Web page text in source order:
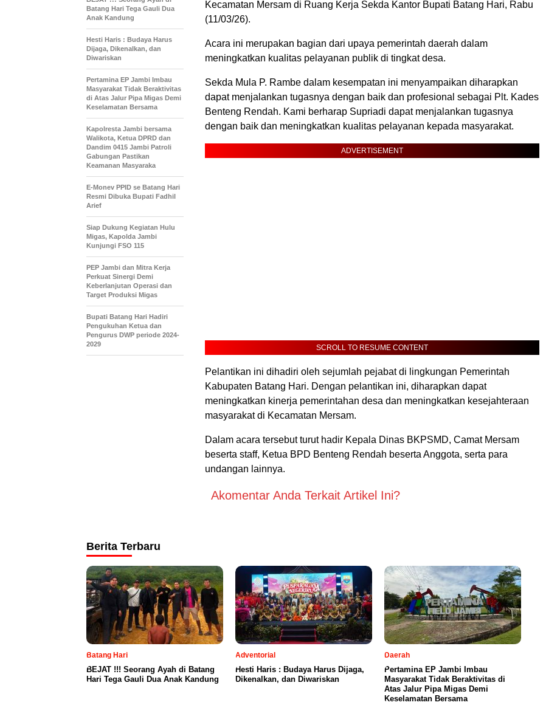
Kecamatan Mersam di Ruang Kerja Sekda Kantor Bupati Batang Hari, Rabu
(11/03/26).
Acara ini merupakan bagian dari upaya pemerintah daerah dalam
meningkatkan kualitas pelayanan publik di tingkat desa.
Sekda Mula P. Rambe dalam kesempatan ini menyampaikan diharapkan
dapat menjalankan tugasnya dengan baik dan profesional sebagai Plt. Kades
Benteng Rendah. Kami berharap Supriadi dapat menjalankan tugasnya
dengan baik dan meningkatkan kualitas pelayanan kepada masyarakat.
ADVERTISEMENT
SCROLL TO RESUME CONTENT
Pelantikan ini dihadiri oleh sejumlah pejabat di lingkungan Pemerintah
Kabupaten Batang Hari. Dengan pelantikan ini, diharapkan dapat
meningkatkan kinerja pemerintahan desa dan meningkatkan kesejahteraan
masyarakat di Kecamatan Mersam.
Dalam acara tersebut turut hadir Kepala Dinas BKPSMD, Camat Mersam
beserta staff, Ketua BPD Benteng Rendah beserta Anggota, serta para
undangan lainnya.
Akomentar Anda Terkait Artikel Ini?
Batang Hari Tega Gauli Dua
Anak Kandung
Hesti Haris : Budaya Harus
Dijaga, Dikenalkan, dan
Diwariskan
Pertamina EP Jambi Imbau
Masyarakat Tidak Beraktivitas
di Atas Jalur Pipa Migas Demi
Keselamatan Bersama
Kapolresta Jambi bersama
Walikota, Ketua DPRD dan
Dandim 0415 Jambi Patroli
Gabungan Pastikan
Keamanan Masyaraka
E-Monev PPID se Batang Hari
Resmi Dibuka Bupati Fadhil
Arief
Siap Dukung Kegiatan Hulu
Migas, Kapolda Jambi
Kunjungi FSO 115
PEP Jambi dan Mitra Kerja
Perkuat Sinergi Demi
Keberlanjutan Operasi dan
Target Produksi Migas
Bupati Batang Hari Hadiri
Pengukuhan Ketua dan
Pengurus DWP periode 2024-
2029
Berita Terbaru
Batang Hari
BEJAT !!! Seorang Ayah di Batang
Hari Tega Gauli Dua Anak Kandung
Adventorial
Hesti Haris : Budaya Harus Dijaga,
Dikenalkan, dan Diwariskan
Daerah
Pertamina EP Jambi Imbau
Masyarakat Tidak Beraktivitas di
Atas Jalur Pipa Migas Demi
Keselamatan Bersama